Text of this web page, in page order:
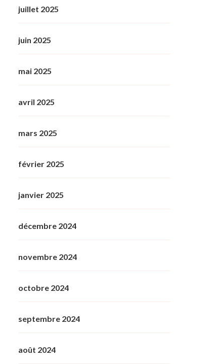
juillet 2025
juin 2025
mai 2025
avril 2025
mars 2025
février 2025
janvier 2025
décembre 2024
novembre 2024
octobre 2024
septembre 2024
août 2024